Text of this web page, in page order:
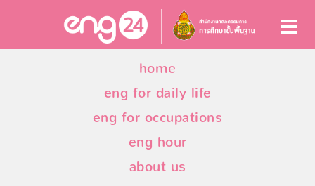
home
eng for daily life
eng for occupations
eng hour
about us